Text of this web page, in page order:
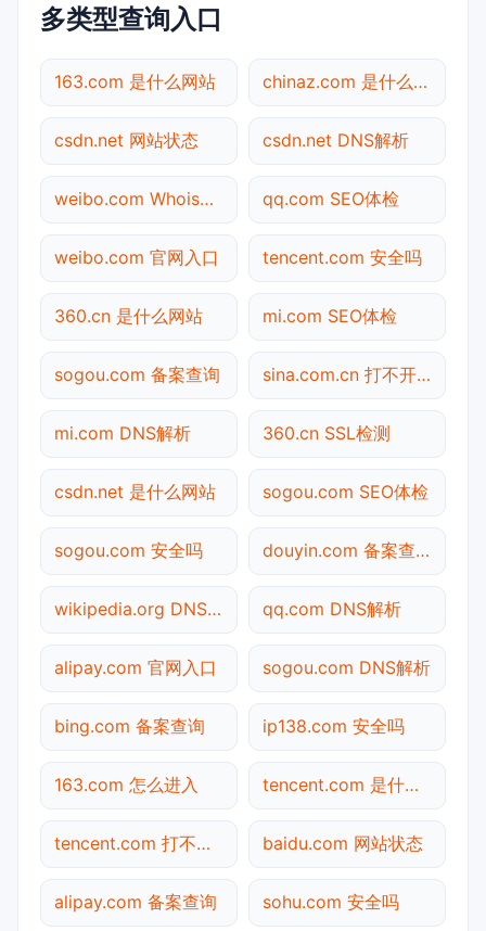
多类型查询入口
163.com 是什么网站 chinaz.com 是什么网站
csdn.net 网站状态 csdn.net DNS解析
weibo.com Whois查询 qq.com SEO体检
weibo.com 官网入口 tencent.com 安全吗
360.cn 是什么网站 mi.com SEO体检
sogou.com 备案查询 sina.com.cn 打不开检测
mi.com DNS解析 360.cn SSL检测
csdn.net 是什么网站 sogou.com SEO体检
sogou.com 安全吗 douyin.com 备案查询
wikipedia.org DNS解析 qq.com DNS解析
alipay.com 官网入口 sogou.com DNS解析
bing.com 备案查询 ip138.com 安全吗
163.com 怎么进入 tencent.com 是什么网站
tencent.com 打不开检测 baidu.com 网站状态
alipay.com 备案查询 sohu.com 安全吗